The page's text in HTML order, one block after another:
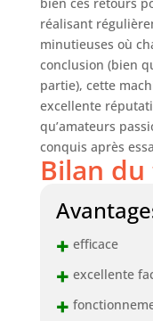
bien ces retours
réalisant
minutieuses où
conclusion (bien
partie), cette
excellente
qu’amateurs
conquis après
Bilan
+ efficace
+ excellente
+